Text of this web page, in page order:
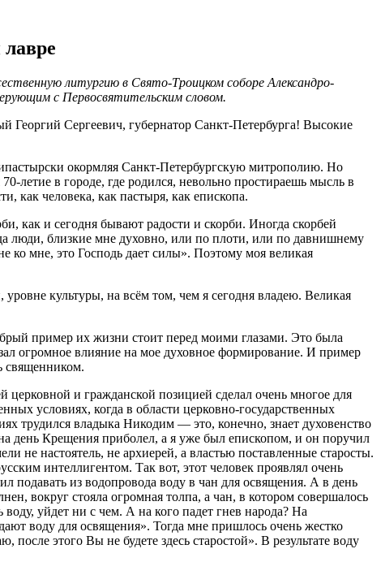
литургию в Свято-Троицком соборе Александро-
с Первосвятительским словом.
Сергеевич, губернатор Санкт-Петербурга! Высокие
окормляя Санкт-Петербургскую митрополию. Но
летие в городе, где родился, невольно простираешь мысль в
как человека, как пастыря, как епископа.
как и сегодня бывают радости и скорби. Иногда скорбей
люди, близкие мне духовно, или по плоти, или по давнишнему
ко мне, это Господь дает силы». Поэтому моя великая
культуры, на всём том, чем я сегодня владею. Великая
пример их жизни стоит перед моими глазами. Это была
огромное влияние на мое духовное формирование. И пример
священником.
и гражданской позицией сделал очень многое для
условиях, когда в области церковно-государственных
трудился владыка Никодим — это, конечно, знает духовенство
день Крещения приболел, а я уже был епископом, и он поручил
не настоятель, не архиерей, а властью поставленные старосты.
интеллигентом. Так вот, этот человек проявлял очень
подавать из водопровода воду в чан для освящения. А в день
вокруг стояла огромная толпа, а чан, в котором совершалось
уйдет ни с чем. А на кого падет гнев народа? На
воду для освящения». Тогда мне пришлось очень жестко
этого Вы не будете здесь старостой». В результате воду